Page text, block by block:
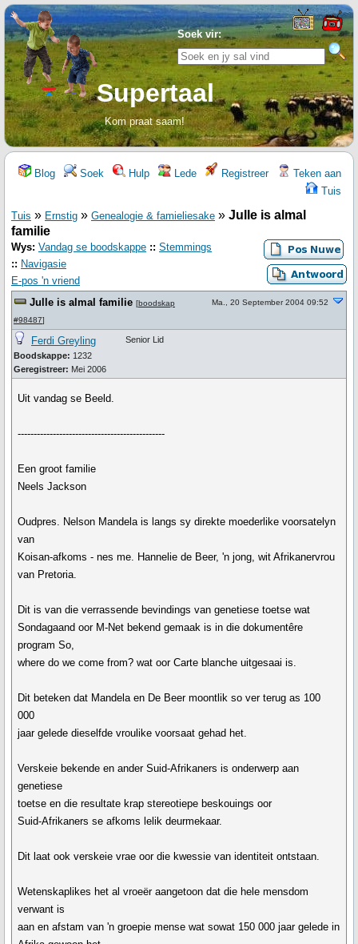
Soek vir:
Supertaal
Kom praat saam!
Blog Soek Hulp Lede Registreer
Teken aan
Tuis
Tuis » Ernstig » Genealogie & famieliesake » Julle is almal
familie
Wys: Vandag se boodskappe :: Stemmings
:: Navigasie
E-pos 'n vriend
Julle is almal familie [boodskap
#98487]
Ma., 20 September 2004 09:52
Ferdi Greyling
Boodskappe: 1232
Geregistreer: Mei 2006
Senior Lid
Uit vandag se Beeld.
----------------------------------------------
Een groot familie
Neels Jackson
Oudpres. Nelson Mandela is langs sy direkte moederlike voorsatelyn
van
Koisan-afkoms - nes me. Hannelie de Beer, 'n jong, wit Afrikanervrou
van Pretoria.
Dit is van die verrassende bevindings van genetiese toetse wat
Sondagaand oor M-Net bekend gemaak is in die dokumentêre
program So,
where do we come from? wat oor Carte blanche uitgesaai is.
Dit beteken dat Mandela en De Beer moontlik so ver terug as 100
000
jaar gelede dieselfde vroulike voorsaat gehad het.
Verskeie bekende en ander Suid-Afrikaners is onderwerp aan
genetiese
toetse en die resultate krap stereotiepe beskouings oor
Suid-Afrikaners se afkoms lelik deurmekaar.
Dit laat ook verskeie vrae oor die kwessie van identiteit ontstaan.
Wetenskaplikes het al vroeër aangetoon dat die hele mensdom
verwant is
aan en afstam van 'n groepie mense wat sowat 150 000 jaar gelede in